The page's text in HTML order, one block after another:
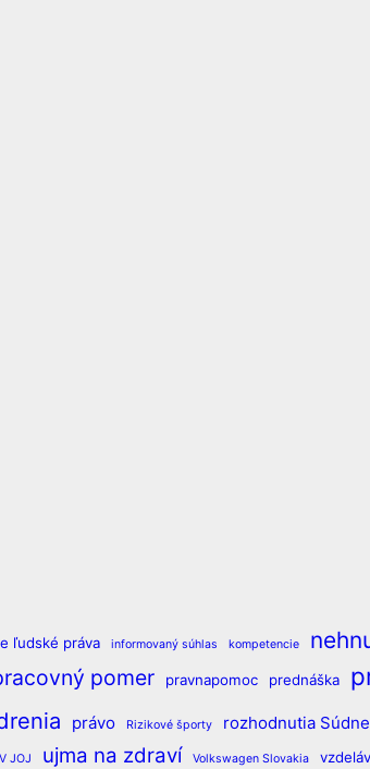
ľudské práva informovaný súhlas kompetencie
pomer pravnapomoc prednáška
právo Rizikové športy rozhodnutia
JOJ ujma na zdraví Volkswagen Slovakia